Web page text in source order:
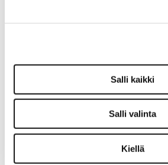
Salli kaikki
Salli valinta
Kiellä
Voimansiirto
Vetoakselit ja suojakumit
Moottorin osat
Moottorin tiivisteet
Muut moottorin osat